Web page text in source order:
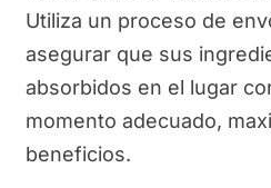
Utiliza un proceso de
asegurar que sus
absorbidos en el lugar
momento adecuado,
beneficios.